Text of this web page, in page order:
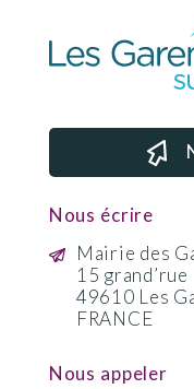
Nous écrire
Mairie des
15 grand’rue
49610 Les
FRANCE
Nous appeler